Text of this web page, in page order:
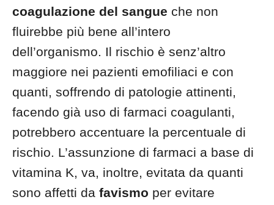
coagulazione del sangue che non
fluirebbe più bene all’intero
dell’organismo. Il rischio è senz’altro
maggiore nei pazienti emofiliaci e con
quanti, soffrendo di patologie attinenti,
facendo già uso di farmaci coagulanti,
potrebbero accentuare la percentuale di
rischio. L’assunzione di farmaci a base di
vitamina K, va, inoltre, evitata da quanti
sono affetti da favismo per evitare